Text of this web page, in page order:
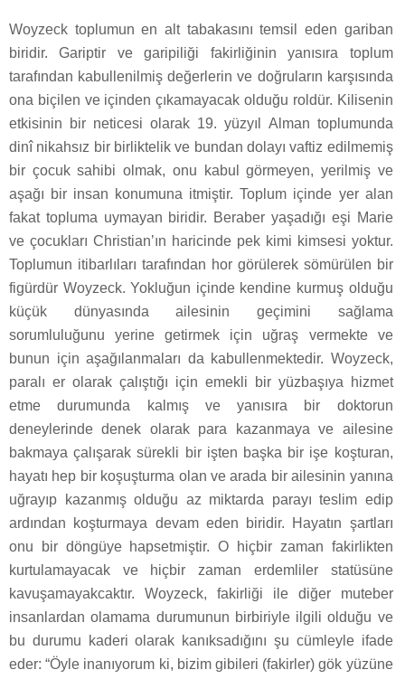
Woyzeck toplumun en alt tabakasını temsil eden gariban
biridir. Gariptir ve garipiliği fakirliğinin yanısıra toplum
tarafından kabullenilmiş değerlerin ve doğruların karşısında
ona biçilen ve içinden çıkamayacak olduğu roldür. Kilisenin
etkisinin bir neticesi olarak 19. yüzyıl Alman toplumunda
dinî nikahsız bir birliktelik ve bundan dolayı vaftiz edilmemiş
bir çocuk sahibi olmak, onu kabul görmeyen, yerilmiş ve
aşağı bir insan konumuna itmiştir. Toplum içinde yer alan
fakat topluma uymayan biridir. Beraber yaşadığı eşi Marie
ve çocukları Christian’ın haricinde pek kimi kimsesi yoktur.
Toplumun itibarlıları tarafından hor görülerek sömürülen bir
figürdür Woyzeck. Yokluğun içinde kendine kurmuş olduğu
küçük dünyasında ailesinin geçimini sağlama
sorumluluğunu yerine getirmek için uğraş vermekte ve
bunun için aşağılanmaları da kabullenmektedir. Woyzeck,
paralı er olarak çalıştığı için emekli bir yüzbaşıya hizmet
etme durumunda kalmış ve yanısıra bir doktorun
deneylerinde denek olarak para kazanmaya ve ailesine
bakmaya çalışarak sürekli bir işten başka bir işe koşturan,
hayatı hep bir koşuşturma olan ve arada bir ailesinin yanına
uğrayıp kazanmış olduğu az miktarda parayı teslim edip
ardından koşturmaya devam eden biridir. Hayatın şartları
onu bir döngüye hapsetmiştir. O hiçbir zaman fakirlikten
kurtulamayacak ve hiçbir zaman erdemliler statüsüne
kavuşamayakcaktır. Woyzeck, fakirliği ile diğer muteber
insanlardan olamama durumunun birbiriyle ilgili olduğu ve
bu durumu kaderi olarak kanıksadığını şu cümleyle ifade
eder: “Öyle inanıyorum ki, bizim gibileri (fakirler) gök yüzüne